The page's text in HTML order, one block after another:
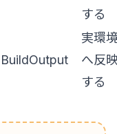
する
BuildOutput
実環
へ反
する